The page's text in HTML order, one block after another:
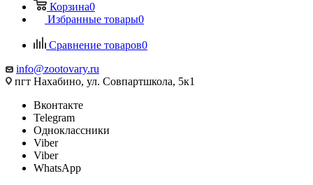
Корзина0
Избранные товары0
Сравнение товаров0
info@zootovary.ru
пгт Нахабино, ул. Совпартшкола, 5к1
Вконтакте
Telegram
Одноклассники
Viber
Viber
WhatsApp